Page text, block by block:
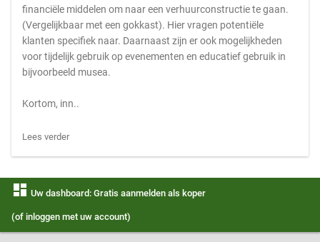
financiële middelen om naar een verhuurconstructie te gaan.
(Vergelijkbaar met een gokkast). Hier vragen potentiële
klanten specifiek naar. Daarnaast zijn er ook mogelijkheden
voor tijdelijk gebruik op evenementen en educatief gebruik in
bijvoorbeeld musea.
Kortom, inn..
Lees verder
dashboard Uw dashboard: Gratis aanmelden als koper
(of inloggen met uw account)